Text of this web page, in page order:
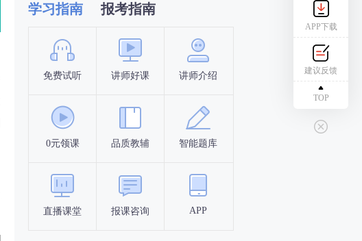
学习指南 报考指南
免费试听 讲师好课 讲师介绍
0元领课 品质教辅 智能题库
直播课堂 报课咨询 APP
报名时间
APP下载
建议反馈
TOP